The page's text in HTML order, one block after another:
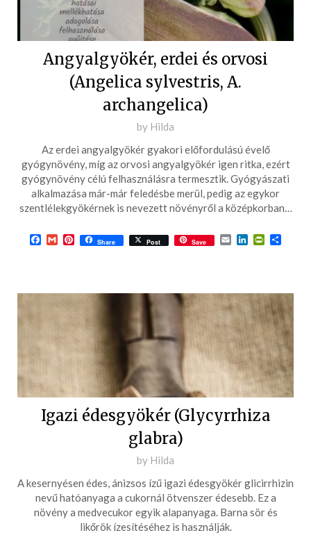
Angyalgyökér, erdei és orvosi
(Angelica sylvestris, A.
archangelica)
Posted
2017-
11-
21
by Hilda
Az erdei angyalgyökér gyakori előfordulású évelő
gyógynövény, míg az orvosi angyalgyökér igen ritka, ezért
gyógynövény célú felhasználásra termesztik. Gyógyászati
alkalmazása már-már feledésbe merül, pedig az egykor
szentlélekgyökérnek is nevezett növényről a középkorban…
Facebook
GmailPinterest
Share Post Save EmailLinkedIn
Igazi édesgyökér (Glycyrrhiza
glabra)
Posted
2017-
11-
14
by Hilda
A kesernyésen édes, ánizsos ízű igazi édesgyökér glicirrhizin
nevű hatóanyaga a cukornál ötvenszer édesebb. Ez a
növény a medvecukor egyik alapanyaga. Barna sör és
likőrök ízesítéséhez is használják.